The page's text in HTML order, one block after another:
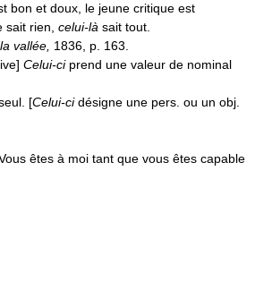
bon et doux, le jeune critique est
sait rien, celui-là sait tout.
vallée, 1836, p. 163.
Celui-ciprend une valeur de nominal
[Celui-cidésigne une pers. ou un obj.
êtes à moi tant que vous êtes capable